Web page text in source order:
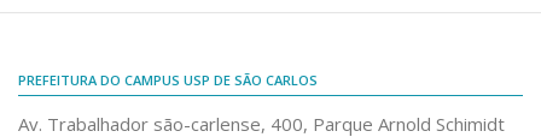
PREFEITURA DO CAMPUS USP DE SÃO CARLOS
Av. Trabalhador são-carlense, 400, Parque Arnold Schimidt